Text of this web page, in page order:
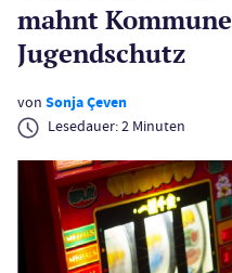
mahnt
Jugendschutz
von Sonja Çeven
Lesedauer:2 Minuten